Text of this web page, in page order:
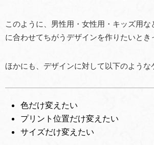
このように、男性用・女性用・キッズ用な
に合わせてちがうデザインを作りたいとき
ほかにも、デザインに対して以下のような
色だけ変えたい
プリント位置だけ変えたい
サイズだけ変えたい